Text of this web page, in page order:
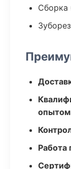
Сборка
опытом
Работа